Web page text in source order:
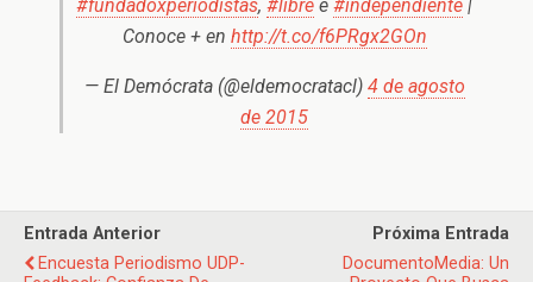
#fundadoxperiodistas, #libre e #independiente |
Conoce + en http://t.co/f6PRgx2GOn
— El Demócrata (@eldemocratacl) 4 de agosto
de 2015
Entrada Anterior
Encuesta Periodismo UDP-
Próxima Entrada
DocumentoMedia: Un